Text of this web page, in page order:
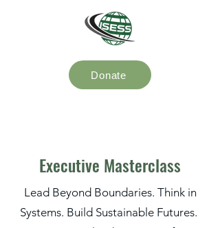
Donate
Executive Masterclass
Lead Beyond Boundaries. Think in
Systems. Build Sustainable Futures.